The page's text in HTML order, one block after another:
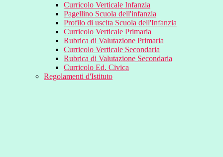
Curricolo Verticale Infanzia
Pagellino Scuola dell'infanzia
Profilo di uscita Scuola dell'Infanzia
Curricolo Verticale Primaria
Rubrica di Valutazione Primaria
Curricolo Verticale Secondaria
Rubrica di Valutazione Secondaria
Curricolo Ed. Civica
Regolamenti d'Istituto